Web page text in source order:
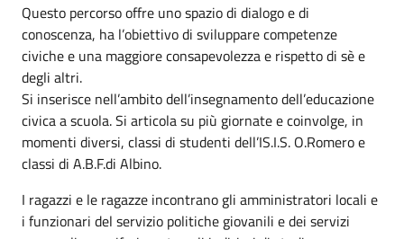
Questo percorso offre uno spazio di dialogo e di
conoscenza, ha l’obiettivo di sviluppare competenze
civiche e una maggiore consapevolezza e rispetto di sè e
degli altri.
Si inserisce nell’ambito dell’insegnamento dell’educazione
civica a scuola. Si articola su più giornate e coinvolge, in
momenti diversi, classi di studenti dell’IS.I.S. O.Romero e
classi di A.B.F.di Albino.
I ragazzi e le ragazze incontrano gli amministratori locali e
i funzionari del servizio politiche giovanili e dei servizi